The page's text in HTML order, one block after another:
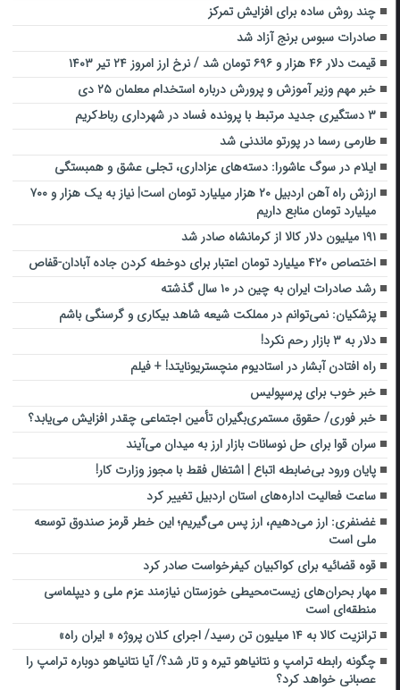
چند روش ساده برای افزایش تمرکز
صادرات سبوس برنج آزاد شد
قیمت دلار ۴۶ هزار و ۶۹۶ تومان شد / نرخ ارز امروز ۲۴ تیر ۱۴۰۳
خبر مهم وزیر آموزش و پرورش درباره استخدام معلمان ۲۵ دی
۳ دستگیری جدید مرتبط با پرونده فساد در شهرداری رباط‌کریم
طارمی رسما در پورتو ماندنی شد
ایلام در سوگ عاشورا: دسته‌های عزاداری، تجلی عشق و همبستگی
ارزش راه آهن اردبیل ۲۰ هزار میلیارد تومان است| نیاز به یک هزار و ۷۰۰
میلیارد تومان منابع داریم
۱۹۱ میلیون دلار کالا از کرمانشاه صادر شد
اختصاص ۴۲۰ میلیارد تومان اعتبار برای دوخطه کردن جاده آبادان-قفاص
رشد صادرات ایران به چین در ۱۰ سال گذشته
پزشکیان: نمی‌توانم در مملکت شیعه شاهد بیکاری و گرسنگی باشم
دلار به ۳ بازار رحم نکرد!
راه افتادن آبشار در استادیوم منچستریونایتد! + فیلم
خبر خوب برای پرسپولیس
خبر فوری/ حقوق مستمری‌بگیران تأمین اجتماعی چقدر افزایش می‌یابد؟
سران قوا برای حل نوسانات بازار ارز به میدان می‌آیند
پایان ورود بی‌ضابطه اتباع | اشتغال فقط با مجوز وزارت کار!
ساعت فعالیت اداره‌های استان اردبیل تغییر کرد
غضنفری: ارز می‌دهیم، ارز پس می‌گیریم؛ این خطر قرمز صندوق توسعه
ملی است
قوه قضائیه برای کواکبیان کیفرخواست صادر کرد
مهار بحران‌های زیست‌محیطی خوزستان نیازمند عزم ملی و دیپلماسی
منطقه‌ای است
ترانزیت کالا به ۱۴ میلیون تن رسید/ اجرای کلان پروژه « ایران راه»
چگونه رابطه ترامپ و نتانیاهو تیره و تار شد؟/ آیا نتانیاهو دوباره ترامپ را
عصبانی خواهد کرد؟